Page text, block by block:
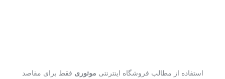
استفاده از مطالب فروشگاه اینترنتی موتوری فقط برای مقاصد